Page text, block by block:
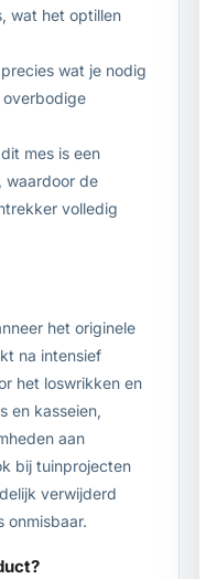
wat het optillen
wat je nodig
dit mes is een
waardoor de
volledig
het originele
na intensief
het loswrikken en
en kasseien,
aan
bij tuinprojecten
verwijderd
onmisbaar.